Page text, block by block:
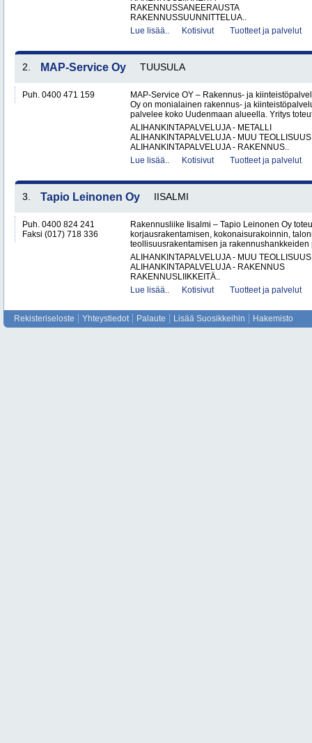
RAKENNUSSANEERAUSTA
RAKENNUSSUUNNITTELUA..
Lue lisää..
Kotisivut Tuotteet ja palvelut
2. MAP-Service Oy TUUSULA
Puh. 0400 471 159
MAP-Service OY – Rakennus- ja
Oy on monialainen rakennus- ja
palvelee koko Uudenmaan alueella. Yritys
ALIHANKINTAPALVELUJA - METALLI
ALIHANKINTAPALVELUJA - MUU TEOLLISUUS
ALIHANKINTAPALVELUJA - RAKENNUS..
Lue lisää..
Kotisivut Tuotteet ja palvelut
3. Tapio Leinonen Oy IISALMI
Puh. 0400 824 241
Faksi (017) 718 336
Rakennusliike Iisalmi – Tapio Leinonen Oy
korjausrakentamisen, kokonaisurakoinnin,
teollisuusrakentamisen ja
ALIHANKINTAPALVELUJA - MUU TEOLLISUUS
ALIHANKINTAPALVELUJA - RAKENNUS
RAKENNUSLIIKKEITÄ..
Lue lisää..
Kotisivut Tuotteet ja palvelut
Rekisteriseloste Yhteystiedot Palaute Lisää Suosikkeihin Hakemisto